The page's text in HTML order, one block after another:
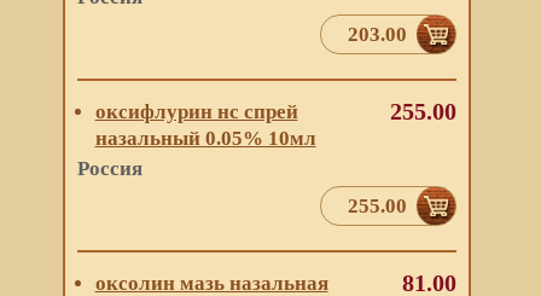
203.00
оксифлурин нс спрей
назальный 0.05% 10мл
Россия
255.00
255.00
оксолин мазь назальная
81.00